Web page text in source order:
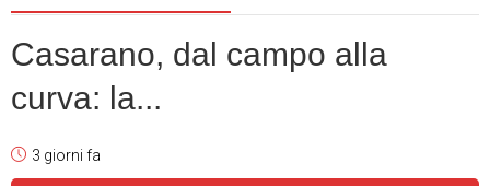
Casarano, dal campo alla
curva: la...
3 giorni fa